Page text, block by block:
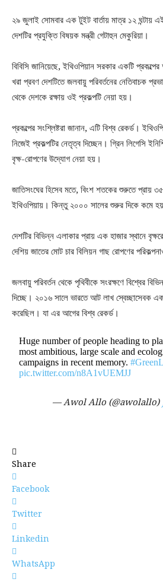
২৯ জুলাই সোমবার এক টুইট বার্তায় মাত্র ১২ ঘন্টায়
দেশটির প্রযুক্তি বিষয়ক মন্ত্রী গেটাহুন মেকুরিয়া।
বিবিসি জানিয়েছে, ইথিওপিয়ান সরকার একটি
খরা প্রবণ দেশটিতে জলবায়ু পরিবর্তনের নেতিবাচক
থেকে দেশকে রক্ষায় ওই প্রকল্পটি নেয়া হয়।
প্রকল্পের সংশ্লিষ্টরা জানান, এটি বিশ্ব রেকর্ড।
নিজেই প্রকল্পটির নেতৃত্ব দিচ্ছেন। গ্রিন লিগেসি
বৃক্ষ-রোপণের উদ্যোগ নেয়া হয়।
জাতিসংঘের হিসেব মতে, বিংশ শতকের শুরুতে প্রায়
ইথিওপিয়ায়। কিন্তু ২০০০ সালের শুরুর দিকে কমে
দেশটির বিভিন্ন এলাকার প্রায় এক হাজার স্থানে
দেশিয় জাতের মোট চার বিলিয়ন গাছ রোপণের
জলবায়ু পরিবর্তন থেকে পৃথিবীকে সংরক্ষণে বিশ্বের
দিচ্ছে। ২০১৬ সালে ভারতে আট লাখ স্বেচ্ছাসেবক
করেছিল। যা এর আগের বিশ্ব রেকর্ড।
Huge number of people heading to
most ambitious, large scale and
campaigns in recent memory.
pic.twitter.com/n8A1vUEMJJ
— Awol Allo (@awolallo)
Share
Facebook
Twitter
Linkedin
WhatsApp